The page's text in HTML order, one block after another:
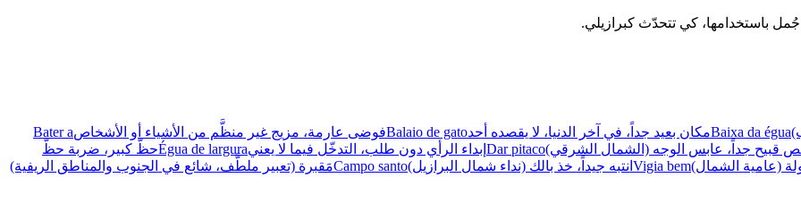
Baixa da éguaمكان بعيد جداً، في آخر الدنيا، لا يقصده أحدBalaio de gatoفوضى عارمة، مزيج غير منظَّم من الأشياء أو الأشخاصBater a
قبيح جداً، عابس الوجه (الشمال الشرقي)Dar pitaco إبداء الرأي دون طلب، التدخّل فيما لا يعنيÉgua de larguraحظّ كبير، ضربة حظّ
(عامية الشمال)Vigia bem انتبه جيداً، خذ بالك (نداء شمال البرازيل)Campo santoمَقبرة (تعبير ملطَّف، شائع في الجنوب والمناطق الريفية)